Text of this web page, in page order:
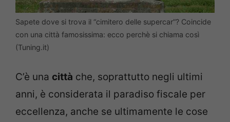
Sapete dove si trova il “cimitero delle supercar”? Coincide
con una città famosissima: ecco perchè si chiama così
(Tuning.it)
C’è una città che, soprattutto negli ultimi
anni, è considerata il paradiso fiscale per
eccellenza, anche se ultimamente le cose